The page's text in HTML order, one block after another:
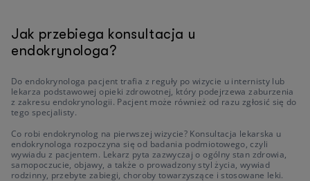
Jak przebiega konsultacja u
endokrynologa?
Do endokrynologa pacjent trafia z reguły po wizycie u internisty lub
lekarza podstawowej opieki zdrowotnej, który podejrzewa zaburzenia
z zakresu endokrynologii. Pacjent może również od razu zgłosić się do
tego specjalisty.
Co robi endokrynolog na pierwszej wizycie? Konsultacja lekarska u
endokrynologa rozpoczyna się od badania podmiotowego, czyli
wywiadu z pacjentem. Lekarz pyta zazwyczaj o ogólny stan zdrowia,
samopoczucie, objawy, a także o prowadzony styl życia, wywiad
rodzinny, przebyte zabiegi, choroby towarzyszące i stosowane leki.